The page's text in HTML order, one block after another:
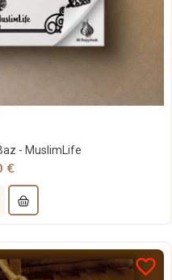
- MuslimLife
€
favorite_border